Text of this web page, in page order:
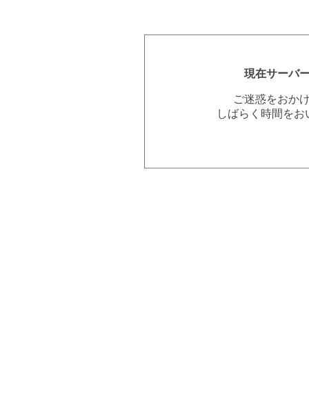
現在サーバ
ご迷惑をおか
しばらく時間を